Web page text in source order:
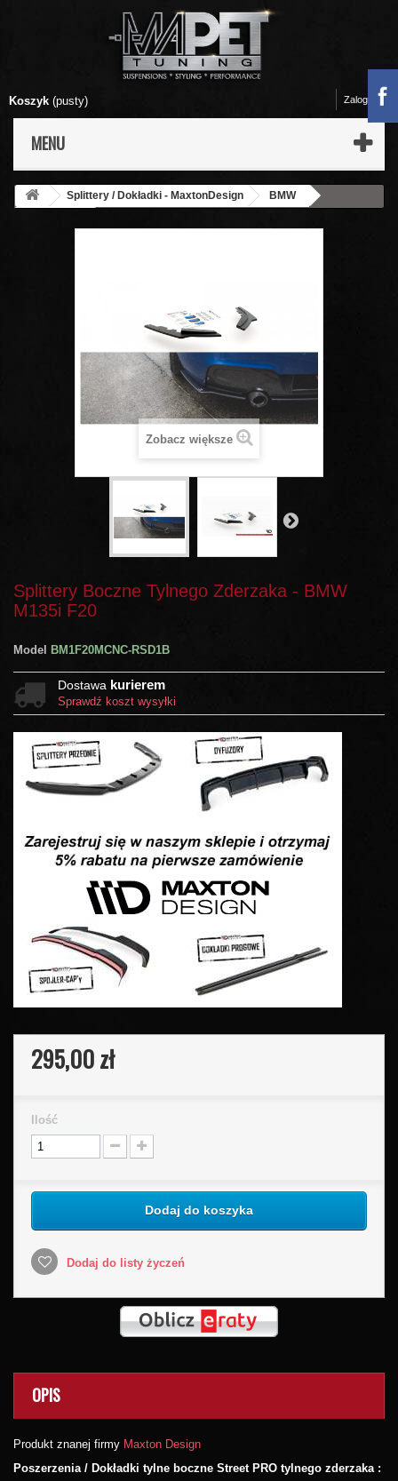
Koszyk (pusty)
MENU
Zaloguj się
Splittery / Dokładki - MaxtonDesign
BMW
Zobacz większe
Splittery Boczne Tylnego Zderzaka - BMW
M135i F20
Model BM1F20MCNC-RSD1B
Dostawa kurierem
Sprawdź koszt wysyłki
295,00 zł
Ilość
Dodaj do koszyka
Dodaj do listy życzeń
OPIS
Produkt znanej firmy Maxton Design
Poszerzenia / Dokładki tylne boczne Street PRO tylnego zderzaka :